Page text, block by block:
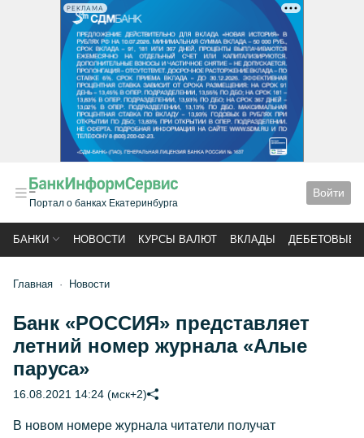
РЕКЛАМА
Портал о банках Екатеринбурга
Войти
БАНКИ НОВОСТИ КУРСЫ ВАЛЮТ ВКЛАДЫ ДЕБЕТОВЫЕ
Главная Новости
Банк «РОССИЯ» представляет
летний номер журнала «Алые
паруса»
16.08.2021 14:24 (мск+2)
В новом номере журнала читатели получат